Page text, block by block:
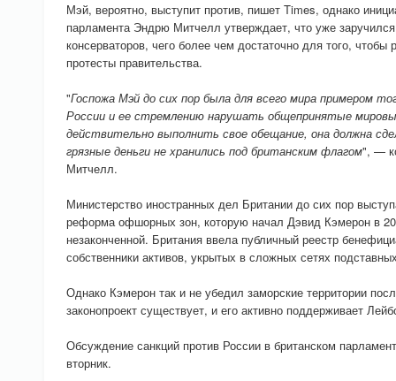
Мэй, вероятно, выступит против, пишет Times, однако
парламента Эндрю Митчелл утверждает, что уже
консерваторов, чего более чем достаточно для того,
протесты правительства.
"Госпожа Мэй до сих пор была для всего мира примером
России и ее стремлению нарушать общепринятые
действительно выполнить свое обещание, она должна
грязные деньги не хранились под британским флагом", —
Митчелл.
Министерство иностранных дел Британии до сих пор
реформа офшорных зон, которую начал Дэвид Кэмерон в
незаконченной. Британия ввела публичный реестр
собственники активов, укрытых в сложных сетях
Однако Кэмерон так и не убедил заморские территории
законопроект существует, и его активно поддерживает
Обсуждение санкций против России в британском
вторник.